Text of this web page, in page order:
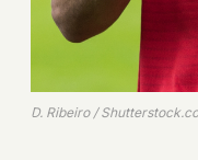
D. Ribeiro /